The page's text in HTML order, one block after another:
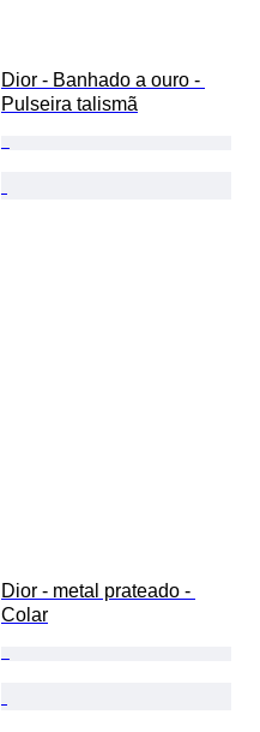
Dior - Banhado a ouro -
Pulseira talismã
Dior - metal prateado -
Colar